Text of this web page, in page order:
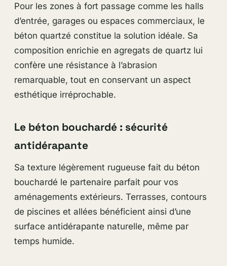
Pour les zones à fort passage comme les halls
d’entrée, garages ou espaces commerciaux, le
béton quartzé constitue la solution idéale. Sa
composition enrichie en agregats de quartz lui
confère une résistance à l’abrasion
remarquable, tout en conservant un aspect
esthétique irréprochable.
Le béton bouchardé : sécurité
antidérapante
Sa texture légèrement rugueuse fait du béton
bouchardé le partenaire parfait pour vos
aménagements extérieurs. Terrasses, contours
de piscines et allées bénéficient ainsi d’une
surface antidérapante naturelle, même par
temps humide.